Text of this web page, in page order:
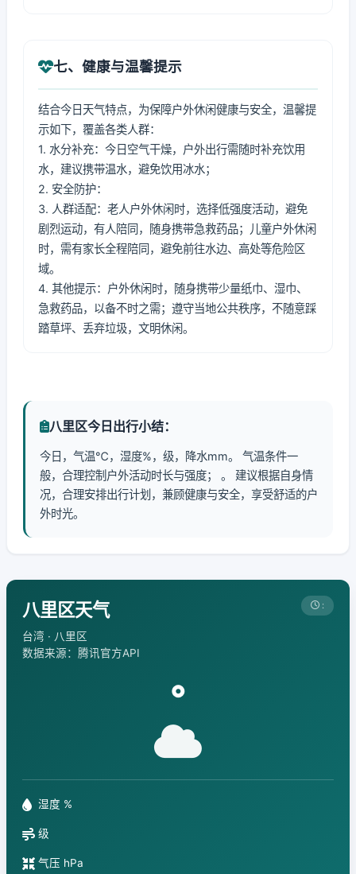
七、健康与温馨提示
结合今日天气特点，为保障户外休闲健康与安全，温馨提
示如下，覆盖各类人群：
1. 水分补充：今日空气干燥，户外出行需随时补充饮用
水，建议携带温水，避免饮用冰水；
2. 安全防护：
3. 人群适配：老人户外休闲时，选择低强度活动，避免
剧烈运动，有人陪同，随身携带急救药品；儿童户外休闲
时，需有家长全程陪同，避免前往水边、高处等危险区
域。
4. 其他提示：户外休闲时，随身携带少量纸巾、湿巾、
急救药品，以备不时之需；遵守当地公共秩序，不随意踩
踏草坪、丢弃垃圾，文明休闲。
八里区今日出行小结：
今日，气温℃，湿度%，级，降水mm。 气温条件一
般，合理控制户外活动时长与强度； 。 建议根据自身情
况，合理安排出行计划，兼顾健康与安全，享受舒适的户
外时光。
八里区天气
台湾 · 八里区
数据来源：腾讯官方API
:
°
湿度 %
级
气压 hPa